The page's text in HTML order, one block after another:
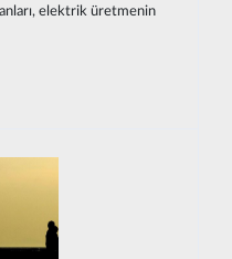
elektrik üretmenin